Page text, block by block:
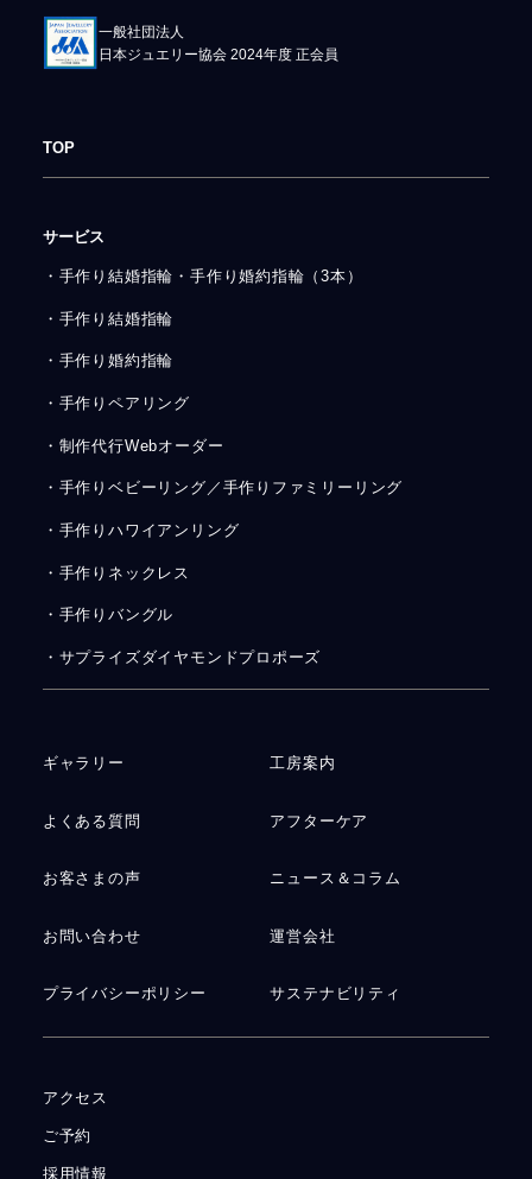
一般社団法人
日本ジュエリー協会 2024年度 正会員
TOP
サービス
・手作り結婚指輪・手作り婚約指輪（3本）
・手作り結婚指輪
・手作り婚約指輪
・手作りペアリング
・制作代行Webオーダー
・手作りベビーリング／手作りファミリーリング
・手作りハワイアンリング
・手作りネックレス
・手作りバングル
・サプライズダイヤモンドプロポーズ
ギャラリー 工房案内
よくある質問 アフターケア
お客さまの声 ニュース＆コラム
お問い合わせ 運営会社
プライバシーポリシー サステナビリティ
アクセス
ご予約
採用情報